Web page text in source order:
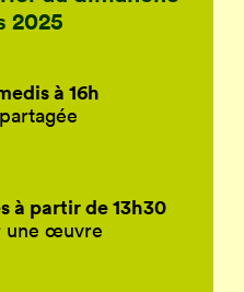
2025
à 16h
à partir de 13h30
une œuvre